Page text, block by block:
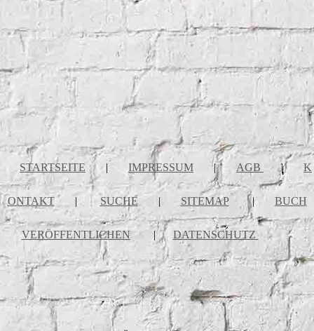
STARTSEITE | IMPRESSUM | AGB | K
ONTAKT | SUCHE | SITEMAP | BUCH
VERÖFFENTLICHEN | DATENSCHUTZ